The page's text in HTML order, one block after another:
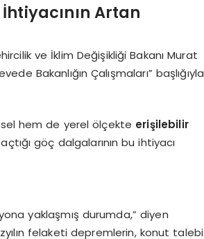
Artan
ve İklim Değişikliği Bakanı Murat
Bakanlığın Çalışmaları” başlığıyla
hem de yerel ölçekte erişilebilir
göç dalgalarının bu ihtiyacı
yaklaşmış durumda,” diyen
felaketi depremlerin, konut talebi